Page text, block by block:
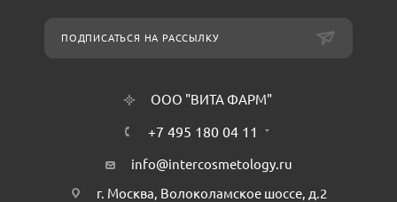
ПОДПИСАТЬСЯ НА РАССЫЛКУ
ООО "ВИТА ФАРМ"
+7 495 180 04 11
info@intercosmetology.ru
г. Москва, Волоколамское шоссе, д.2